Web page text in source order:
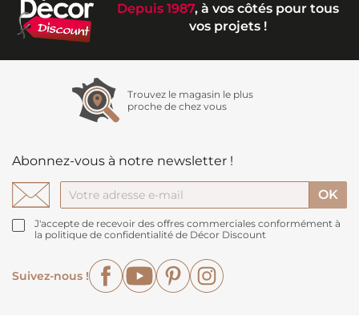
Depuis 1987, à vos côtés pour tous
vos projets !
Trouvez le magasin le plus
proche de chez vous
Abonnez-vous à notre newsletter !
J'accepte de recevoir des offres commerciales conformément à
la politique de confidentialité de Décor Discount
Suivez-nous !
FacebookYouTubePinterest